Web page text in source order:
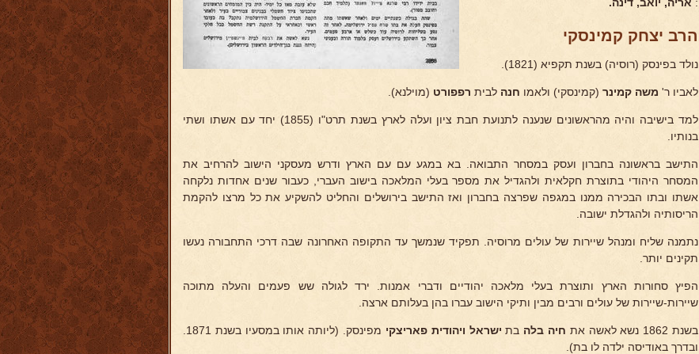
הרב יצחק קמינסקי
נולד בפינסק (רוסיה) בשנת תקפיא (1821).
לאביו ר' משה קמינר (קמינסקי) ולאמו חנה לבית רפפורט (מוילנא).
למד בישיבה והיה מהראשונים שנענה לתנועת חבת ציון ועלה לארץ בשנת תרט"ו (1855) יחד עם אשתו ושתי
בנותיו.
התישב בראשונה בחברון ועסק במסחר התבואה. בא במגע עם עם הארץ ודרש מעסקני הישוב להרחיב את
המסחר היהודי בתוצרת חקלאית ולהגדיל את מספר בעלי המלאכה בישוב העברי, כעבור שנים אחדות נלקחה
אשתו ובתו הבכירה ממנו במגפה שפרצה בחברון ואז התישב בירושלים והחליט להשקיע את כל מרצו להקמת
הריסותיה ולהגדלת ישובה.
נתמנה שליח ומנהל שיירות של עולים מרוסיה. תפקיד שנמשך עד התקופה האחרונה שבה דרכי התחבורה נעשו
תקינים יותר.
הפיץ סחורות הארץ ותוצרת בעלי מלאכה יהודיים ודברי אמנות. ירד לגולה שש פעמים והעלה מתוכה
שיירות-שיירות של עולים ורבים מבין ותיקי הישוב עברו בהן בעלותם ארצה.
בשנת 1862 נשא לאשה את חיה בלה בתישראל ויהודית פאריצקי
ובדרך באודיסה ילדה לו בת).